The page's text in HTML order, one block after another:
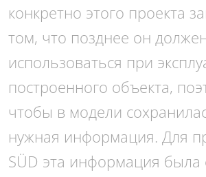
конкретно этого проекта
том, что позднее он
использоваться при
построенного объекта,
чтобы в модели
нужная информация. Для
SÜD эта информация